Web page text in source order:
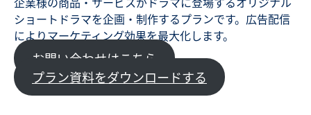
ショートドラマを企画・制作するプランです。広告配信
によりマーケティング効果を最大化します。
お問い合わせはこちら
プラン資料をダウンロードする